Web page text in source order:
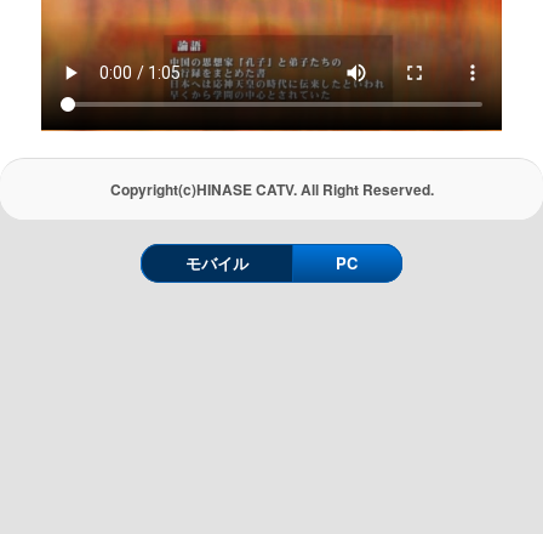
Copyright(c)HINASE CATV. All Right Reserved.
モバイル PC